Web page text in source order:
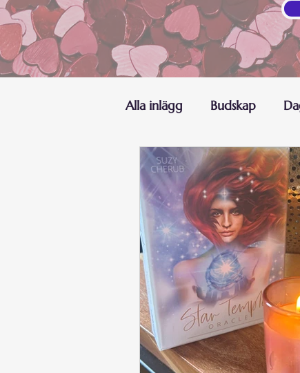
Alla inlägg Budskap